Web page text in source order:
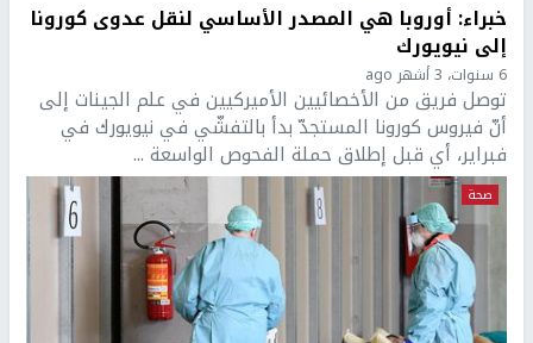
خبراء: أوروبا هي المصدر الأساسي لنقل عدوى كورونا
إلى نيويورك
6 سنوات، 3 أشهر ago
توصل فريق من الأخصائيين الأميركيين في علم الجينات إلى
أنّ فيروس كورونا المستجدّ بدأ بالتفشّي في نيويورك في
فبراير، أي قبل إطلاق حملة الفحوص الواسعة ...
صحة